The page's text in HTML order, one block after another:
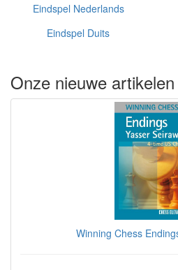
Eindspel Nederlands
Eindspel Duits
Onze nieuwe artikelen
Winning Chess